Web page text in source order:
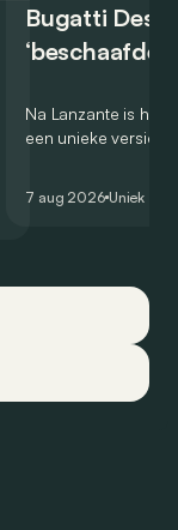
Bugatti
‘beschaafde’
Na Lanzante is het
een unieke versie
7 aug 2026 Uniek